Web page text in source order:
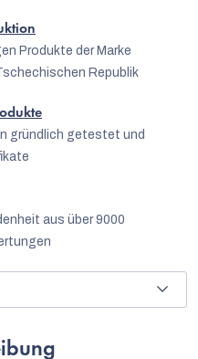
Produkte der Marke
Republik
gründlich getestet und
aus über 9000